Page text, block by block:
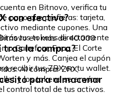
en Bitnovo, verifica tu
pago que prefieras: tarjeta,
mediante cupones. Una
tus tokens directamente
con efectivo?
en más de 40.000
Carrefour, Fnac, El Corte
y más. Canjea el cupón
recibir tus ZRX en tu wallet.
tras la compra?
Al comprar ZRX,
y los tokens se envían
control total de tus activos.
para almacenar